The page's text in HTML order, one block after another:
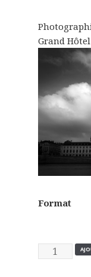
Grand
Format
Quantité